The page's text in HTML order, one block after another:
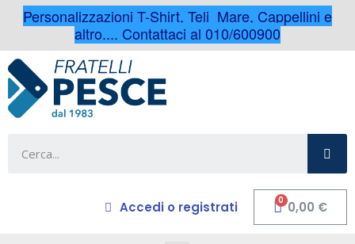
Personalizzazioni T-Shirt, Teli Mare, Cappellini e
altro.... Contattaci al 010/600900
Accedi o registrati 0,00 €